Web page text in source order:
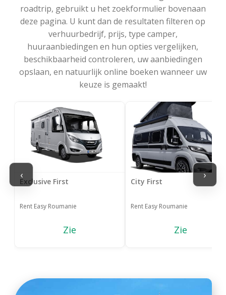
roadtrip, gebruikt u het zoekformulier bovenaan
deze pagina. U kunt dan de resultaten filteren op
verhuurbedrijf, prijs, type camper,
huuraanbiedingen en hun opties vergelijken,
beschikbaarheid controleren, uw aanbiedingen
opslaan, en natuurlijk online boeken wanneer uw
keuze is gemaakt!
‹ ›
Exclusive First
Rent Easy Roumanie
Zie
City First
Rent Easy Roumanie
Zie